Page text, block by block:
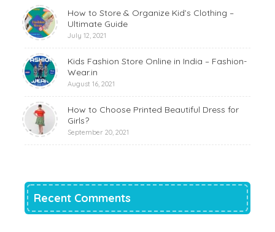
How to Store & Organize Kid’s Clothing –
Ultimate Guide
July 12, 2021
Kids Fashion Store Online in India – Fashion-
Wear.in
August 16, 2021
How to Choose Printed Beautiful Dress for
Girls?
September 20, 2021
Recent Comments